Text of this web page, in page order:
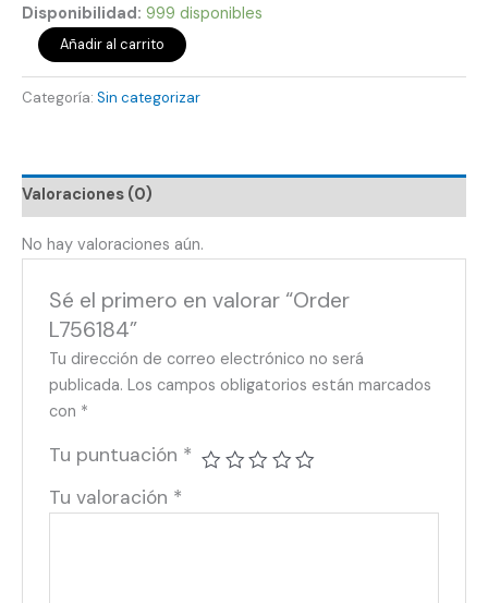
Disponibilidad: 999 disponibles
Añadir al carrito
Categoría: Sin categorizar
Valoraciones (0)
No hay valoraciones aún.
Sé el primero en valorar “Order
L756184”
Tu dirección de correo electrónico no será
publicada. Los campos obligatorios están marcados
con *
Tu puntuación *
Tu valoración *